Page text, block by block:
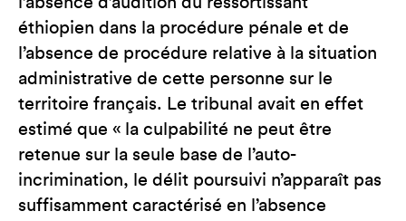
éthiopien dans la procédure pénale et de
l’absence de procédure relative à la situation
administrative de cette personne sur le
territoire français. Le tribunal avait en effet
estimé que « la culpabilité ne peut être
retenue sur la seule base de l’auto-
incrimination, le délit poursuivi n’apparaît pas
suffisamment caractérisé en l’absence